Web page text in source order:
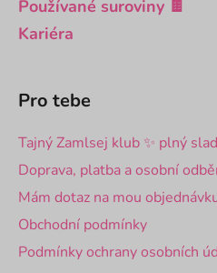
Používané suroviny 🍫
Kariéra
Pro tebe
Tajný Zamlsej klub ✨ plný
Doprava, platba a osobní
Mám dotaz na mou
Obchodní podmínky
Podmínky ochrany osobních